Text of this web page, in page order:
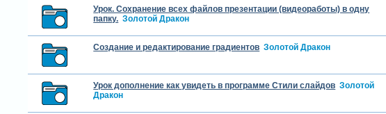
Урок. Сохранение всех файлов презентации (видеоработы) в одну
папку. Золотой Дракон
Создание и редактирование градиентов Золотой Дракон
Урок дополнение как увидеть в программе Стили слайдов Золотой
Дракон